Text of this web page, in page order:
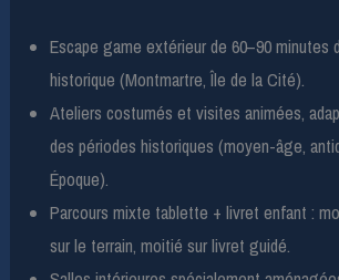
Escape game extérieur de 60–90 minutes
historique (Montmartre, Île de la Cité).
Ateliers costumés et visites animées,
des périodes historiques (moyen-âge,
Époque).
Parcours mixte tablette + livret enfant :
sur le terrain, moitié sur livret guidé.